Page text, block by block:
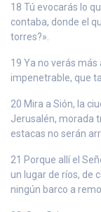
18 Tú evocarás lo
contaba, donde el
torres?».
19 Ya no verás
impenetrable, que
20 Mira a Sión, la
Jerusalén, morada
estacas no serán
21 Porque allí el
un lugar de ríos, de
ningún barco a